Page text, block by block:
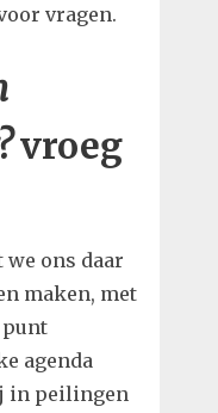
vragen.
vroeg
ons daar
maken, met
agenda
in peilingen